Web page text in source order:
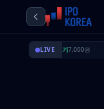
LIVE
딜리셔스상장대기7,000원